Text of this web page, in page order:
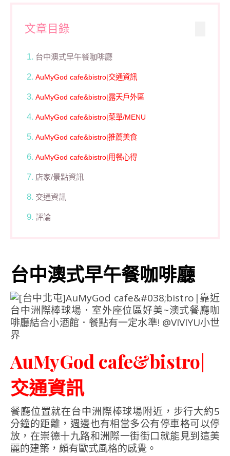
文章目錄
台中澳式早午餐咖啡廳
AuMyGod cafe&bistro|交通資訊
AuMyGod cafe&bistro|露天戶外區
AuMyGod cafe&bistro|菜單/MENU
AuMyGod cafe&bistro|推薦美食
AuMyGod cafe&bistro|用餐心得
店家/景點資訊
交通資訊
評論
台中澳式早午餐咖啡廳
AuMyGod cafe&bistro|
交通資訊
餐廳位置就在台中洲際棒球場附近，步行大約5
分鐘的距離，週邊也有相當多公有停車格可以停
放，在崇德十九路和洲際一街街口就能見到這美
麗的建築，頗有歐式風格的感覺。